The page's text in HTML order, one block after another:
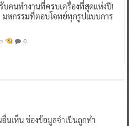
คนทำงานที่ครบเครื่องที่สุดแห่งปี!
มหกรรมที่ตอบโจทย์ทุกรูปแบบการ
^ 0
นเห็นช่องข้อมูลจำเป็นถูกทำ